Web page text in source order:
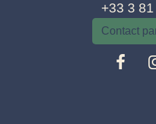
+33 3
Contact